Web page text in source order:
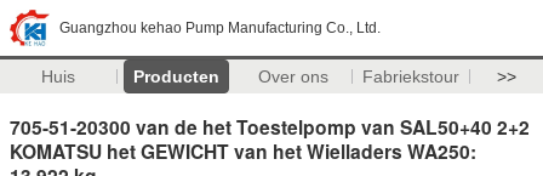
Guangzhou kehao Pump Manufacturing Co., Ltd.
Huis Producten Over ons Fabriekstour >>
705-51-20300 van de het Toestelpomp van SAL50+40 2+2
KOMATSU het GEWICHT van het Wielladers WA250: